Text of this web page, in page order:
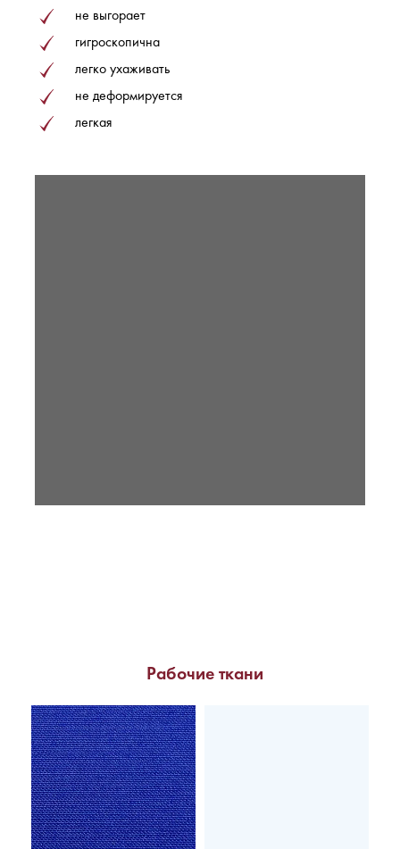
не выгорает
гигроскопична
легко ухаживать
не деформируется
легкая
Рабочие ткани